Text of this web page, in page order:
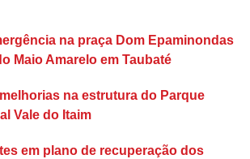
na praça Dom Epaminondas
Maio Amarelo em Taubaté
na estrutura do Parque
Vale do Itaim
em plano de recuperação dos